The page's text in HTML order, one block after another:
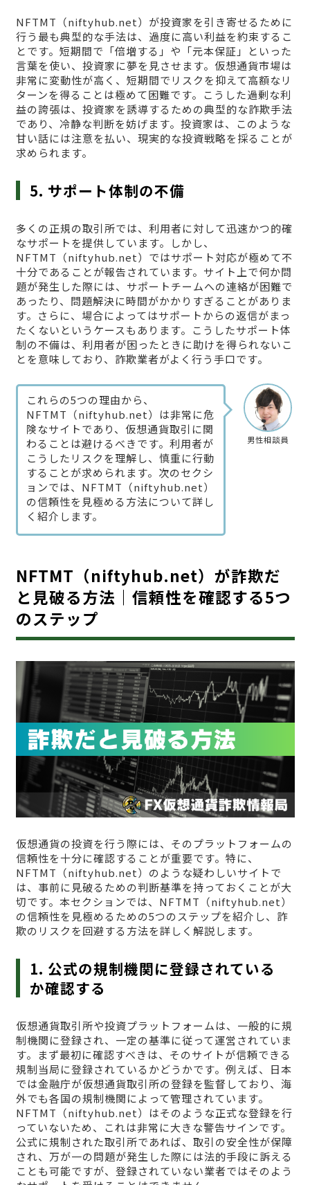
NFTMT（niftyhub.net）が投資家を引き寄せるために
行う最も典型的な手法は、過度に高い利益を約束するこ
とです。短期間で「倍増する」や「元本保証」といった
言葉を使い、投資家に夢を見させます。仮想通貨市場は
非常に変動性が高く、短期間でリスクを抑えて高額なリ
ターンを得ることは極めて困難です。こうした過剰な利
益の誇張は、投資家を誘導するための典型的な詐欺手法
であり、冷静な判断を妨げます。投資家は、このような
甘い話には注意を払い、現実的な投資戦略を採ることが
求められます。
5. サポート体制の不備
多くの正規の取引所では、利用者に対して迅速かつ的確
なサポートを提供しています。しかし、
NFTMT（niftyhub.net）ではサポート対応が極めて不
十分であることが報告されています。サイト上で何か問
題が発生した際には、サポートチームへの連絡が困難で
あったり、問題解決に時間がかかりすぎることがありま
す。さらに、場合によってはサポートからの返信がまっ
たくないというケースもあります。こうしたサポート体
制の不備は、利用者が困ったときに助けを得られないこ
とを意味しており、詐欺業者がよく行う手口です。
男性相談員
これらの5つの理由から、
NFTMT（niftyhub.net）は非常に危
険なサイトであり、仮想通貨取引に関
わることは避けるべきです。利用者が
こうしたリスクを理解し、慎重に行動
することが求められます。次のセクシ
ョンでは、NFTMT（niftyhub.net）
の信頼性を見極める方法について詳し
く紹介します。
NFTMT（niftyhub.net）が詐欺だ
と見破る方法｜信頼性を確認する5つ
のステップ
仮想通貨の投資を行う際には、そのプラットフォームの
信頼性を十分に確認することが重要です。特に、
NFTMT（niftyhub.net）のような疑わしいサイトで
は、事前に見破るための判断基準を持っておくことが大
切です。本セクションでは、NFTMT（niftyhub.net）
の信頼性を見極めるための5つのステップを紹介し、詐
欺のリスクを回避する方法を詳しく解説します。
1. 公式の規制機関に登録されている
か確認する
仮想通貨取引所や投資プラットフォームは、一般的に規
制機関に登録され、一定の基準に従って運営されていま
す。まず最初に確認すべきは、そのサイトが信頼できる
規制当局に登録されているかどうかです。例えば、日本
では金融庁が仮想通貨取引所の登録を監督しており、海
外でも各国の規制機関によって管理されています。
NFTMT（niftyhub.net）はそのような正式な登録を行
っていないため、これは非常に大きな警告サインです。
公式に規制された取引所であれば、取引の安全性が保障
され、万が一の問題が発生した際には法的手段に訴える
ことも可能ですが、登録されていない業者ではそのよう